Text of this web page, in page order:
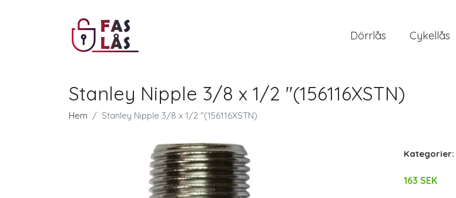
Dörrlås Cykellås
Stanley Nipple 3/8 x 1/2 "(156116XSTN)
Hem Stanley Nipple 3/8 x 1/2 "(156116XSTN)
Kategorier:
163 SEK